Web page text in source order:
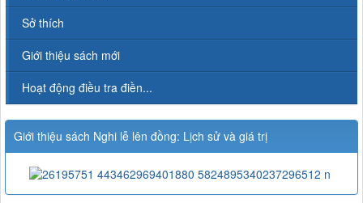
Sở thích
Giới thiệu sách mới
Hoạt động điều tra điền...
Giới thiệu sách Nghi lễ lên đồng: Lịch sử và giá trị